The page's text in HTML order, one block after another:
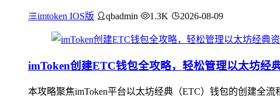
imtoken IOS版 qbadmin 1.3K 2026-08-09
imToken创建ETC钱包全攻略，轻松管理以太坊经
本攻略聚焦imToken平台以太坊经典（ETC）钱包的创建全